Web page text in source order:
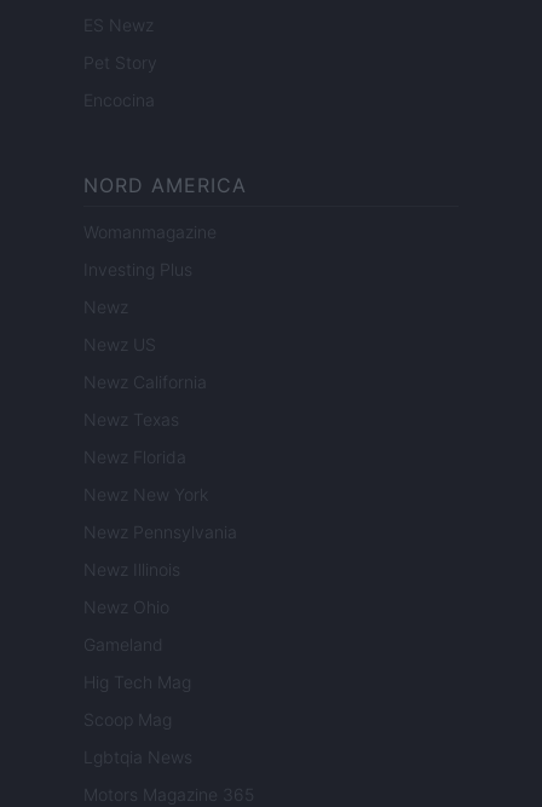
ES Newz
Pet Story
Encocina
NORD AMERICA
Womanmagazine
Investing Plus
Newz
Newz US
Newz California
Newz Texas
Newz Florida
Newz New York
Newz Pennsylvania
Newz Illinois
Newz Ohio
Gameland
Hig Tech Mag
Scoop Mag
Lgbtqia News
Motors Magazine 365